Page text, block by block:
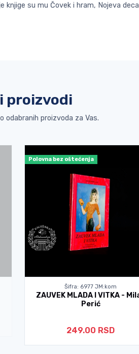
su mu Čovek i hram, Nojeva
proizvodi
odabranih proizvoda za Vas.
Polovna bez oštećenja
Šifra: 6977 JM:kom
ZAUVEK MLADA I VITKA -
Perić
249.00 RSD